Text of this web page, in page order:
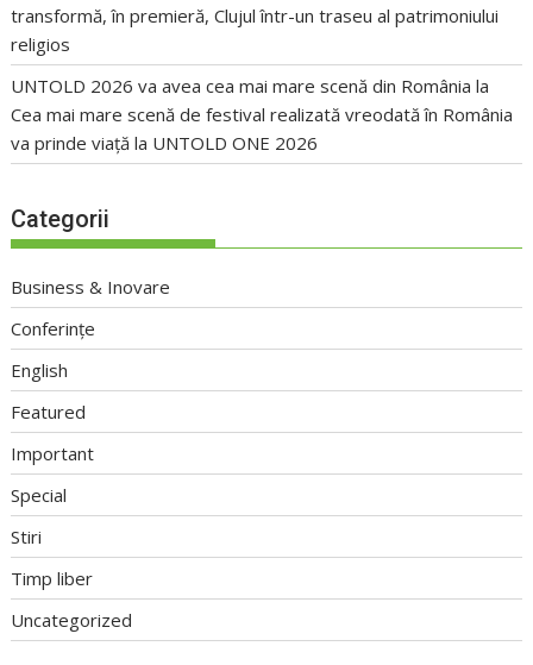
transformă, în premieră, Clujul într-un traseu al patrimoniului
religios
UNTOLD 2026 va avea cea mai mare scenă din România la
Cea mai mare scenă de festival realizată vreodată în România
va prinde viață la UNTOLD ONE 2026
Categorii
Business & Inovare
Conferințe
English
Featured
Important
Special
Stiri
Timp liber
Uncategorized